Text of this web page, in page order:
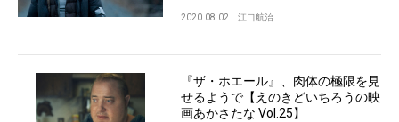
2020.08.02 江口航治
『ザ・ホエール』、肉体の極限を見
せるようで【えのきどいちろうの映
画あかさたな Vol.25】